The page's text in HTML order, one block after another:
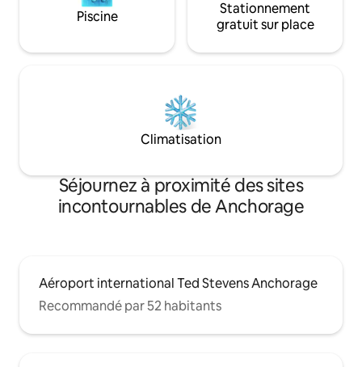
Piscine
Stationnement
gratuit sur place
Climatisation
Séjournez à proximité des sites
incontournables de Anchorage
Aéroport international Ted Stevens Anchorage
Recommandé par 52 habitants